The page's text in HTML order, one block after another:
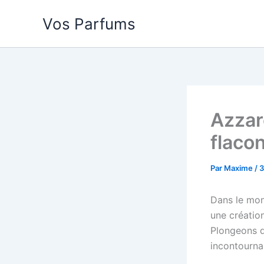
Vos Parfums
Par Maxime /
Dans le
une
Plongeons